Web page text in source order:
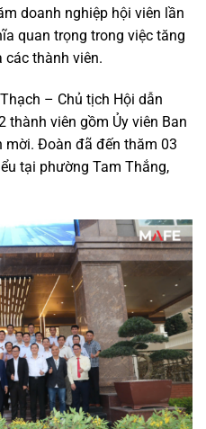
doanh nghiệp hội viên lần
quan trọng trong việc tăng
các thành viên.
– Chủ tịch Hội dẫn
thành viên gồm Ủy viên Ban
mời. Đoàn đã đến thăm 03
tại phường Tam Thắng,